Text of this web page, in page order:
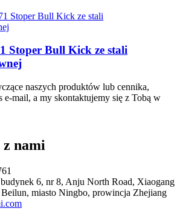
Stoper Bull Kick ze stali
naszych produktów lub cennika,
e-mail, a my skontaktujemy się z Tobą w
nami
6, nr 8, Anju North Road, Xiaogang
Beilun, miasto Ningbo, prowincja Zhejiang